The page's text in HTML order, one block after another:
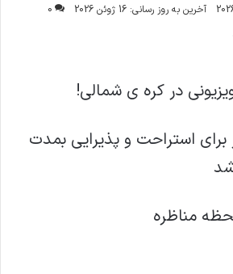
آخرین به روز رسانی: 16 ژوئن 2026
0
در کره ی شمالی!
برای استراحت و پذیرایی بمدت
مناظره